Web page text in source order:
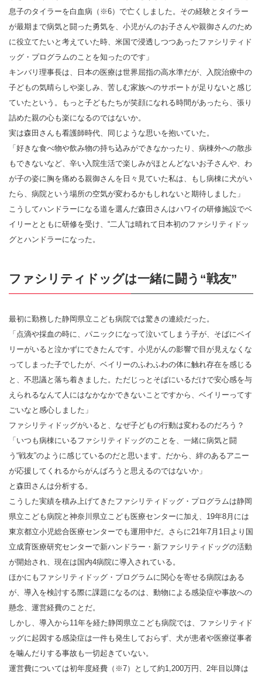
息子のタイラーを白血病（※6）で亡くしました。その経験とタイラー
が最期まで病気と闘った勇気を、小児がんのお子さんや親御さんのため
に役立てたいと考えていた時、米国で浸透しつつあったファシリティド
ッグ・プログラムのことを知ったのです」
キンバリ理事長は、日本の医療は世界屈指の高水準だが、入院治療中の
子どもの気晴らしや楽しみ、苦しむ家族へのサポートが足りないと感じ
ていたという。もっと子どもたちが笑顔になれる時間があったら、張り
詰めた親の心も楽になるのではないか。
実は森田さんも看護師時代、同じような思いを抱いていた。
「好きな食べ物や飲み物の持ち込みができなかったり、病棟外への散歩
もできないなど、辛い入院生活で楽しみがほとんどないお子さんや、わ
が子の姿に胸を痛める親御さんを日々見ていた私は、もし病棟に犬がい
たら、病院という場所の空気が変わるかもしれないと期待しました」
こうしてハンドラーになる道を選んだ森田さんはハワイの研修施設でベ
イリーとともに研修を受け、“二人”は晴れて日本初のファシリティドッ
グとハンドラーになった。
ファシリティドッグは一緒に闘う“戦友”
最初に勤務した静岡県立こども病院では驚きの連続だった。
「点滴や採血の時に、パニックになって泣いてしまう子が、そばにベイ
リーがいると泣かずにできたんです。小児がんの影響で目が見えなくな
ってしまった子でしたが、ベイリーのふわふわの体に触れ存在を感じる
と、不思議と落ち着きました。ただじっとそばにいるだけで安心感を与
えられるなんて人にはなかなかできないことですから、ベイリーってす
ごいなと感心しました」
ファシリティドッグがいると、なぜ子どもの行動は変わるのだろう？
「いつも病棟にいるファシリティドッグのことを、一緒に病気と闘
う“戦友”のように感じているのだと思います。だから、絆のあるアニー
が応援してくれるからがんばろうと思えるのではないか」
と森田さんは分析する。
こうした実績を積み上げてきたファシリティドッグ・プログラムは静岡
県立こども病院と神奈川県立こども医療センターに加え、19年8月には
東京都立小児総合医療センターでも運用中だ。さらに21年7月1日より国
立成育医療研究センターで新ハンドラー・新ファシリティドッグの活動
が開始され、現在は国内4病院に導入されている。
ほかにもファシリティドッグ・プログラムに関心を寄せる病院はある
が、導入を検討する際に課題になるのは、動物による感染症や事故への
懸念、運営経費のことだ。
しかし、導入から11年を経た静岡県立こども病院では、ファシリティド
ッグに起因する感染症は一件も発生しておらず、犬が患者や医療従事者
を噛んだりする事故も一切起きていない。
運営費については初年度経費（※7）として約1,200万円、2年目以降は